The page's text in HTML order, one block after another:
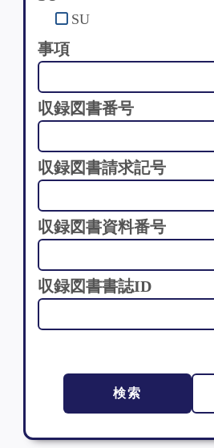
SU
事項
収録図書番号
収録図書請求記号
収録図書資料番号
収録図書書誌ID
検索